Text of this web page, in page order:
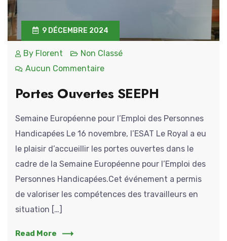
9 DÉCEMBRE 2024
By Florent
Non Classé
Aucun Commentaire
Portes Ouvertes SEEPH
Semaine Européenne pour l’Emploi des Personnes
Handicapées Le 16 novembre, l’ESAT Le Royal a eu
le plaisir d’accueillir les portes ouvertes dans le
cadre de la Semaine Européenne pour l’Emploi des
Personnes Handicapées.Cet événement a permis
de valoriser les compétences des travailleurs en
situation […]
Read More